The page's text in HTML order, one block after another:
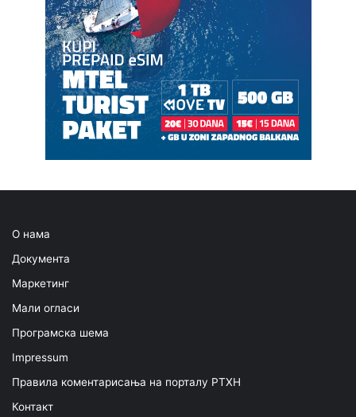
О нама
Документа
Маркетинг
Мали огласи
Програмска шема
Impressum
Правила коментарисања на порталу РТХН
Контакт